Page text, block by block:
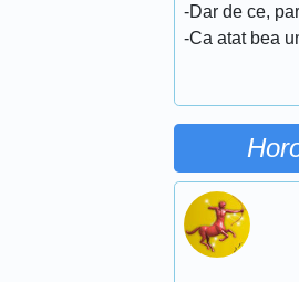
-Dar de ce,
-Ca atat bea